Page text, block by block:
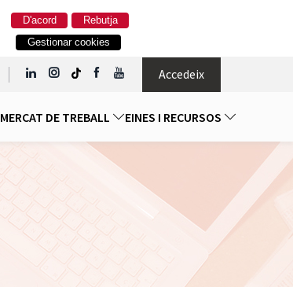
Rebutja
D'acord
Gestionar cookies
Accedeix
MERCAT DE TREBALL EINES I RECURSOS